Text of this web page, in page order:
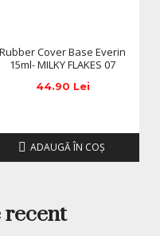
Rubber Cover Base Everin
15ml- MILKY FLAKES 07
44.90 Lei
ADAUGĂ ÎN COŞ
recent